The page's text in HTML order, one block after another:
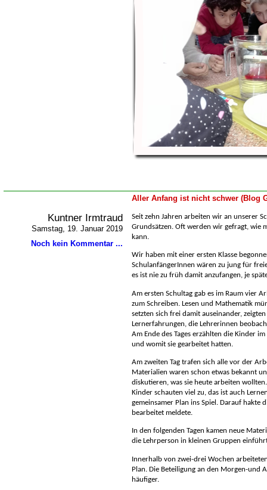
Aller Anfang ist nicht schwer (Blog
Kuntner Irmtraud
Samstag, 19. Januar 2019
Noch kein Kommentar ...
Seit zehn Jahren arbeiten wir an unserer
Grundsätzen. Oft werden wir gefragt, wie
kann.
Wir haben mit einer ersten Klasse
SchulanfängerInnen wären zu jung für
es ist nie zu früh damit anzufangen, je
Am ersten Schultag gab es im Raum vier
zum Schreiben. Lesen und Mathematik
setzten sich frei damit auseinander,
Lernerfahrungen, die Lehrerinnen
Am Ende des Tages erzählten die Kinder
und womit sie gearbeitet hatten.
Am zweiten Tag trafen sich alle vor der
Materialien waren schon etwas bekannt
diskutieren, was sie heute arbeiten
Kinder schauten viel zu, das ist auch
gemeinsamer Plan ins Spiel. Darauf hakte
bearbeitet meldete.
In den folgenden Tagen kamen neue
die Lehrperson in kleinen Gruppen
Innerhalb von zwei-drei Wochen
Plan. Die Beteiligung an den Morgen-und
häufiger.